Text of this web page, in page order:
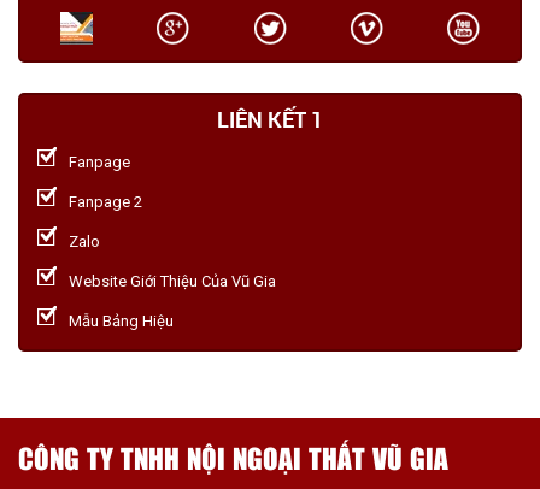
LIÊN KẾT 1
Fanpage
Fanpage 2
Zalo
Website Giới Thiệu Của Vũ Gia
Mẫu Bảng Hiệu
CÔNG TY TNHH NỘI NGOẠI THẤT VŨ GIA